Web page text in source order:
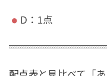
D：1点